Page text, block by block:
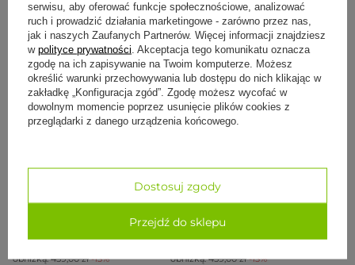
Mata do jogi Manduka PRO
Lite 4.7mm - Midnight
459,00 zł
obniżką:459,00 zł -13%
Mata do jogi Manduka PRO
Lite 4.7mm - Thunder
397,50 zł
obniżką:459,00 zł -13%
serwisu, aby oferować funkcje społecznościowe, analizować
ruch i prowadzić działania marketingowe - zarówno przez nas,
jak i naszych Zaufanych Partnerów. Więcej informacji znajdziesz
w polityce prywatności . Akceptacja tego komunikatu oznacza
zgodę na ich zapisywanie na Twoim komputerze. Możesz
określić warunki przechowywania lub dostępu do nich klikając w
zakładkę „Konfiguracja zgód”. Zgodę możesz wycofać w
dowolnym momencie poprzez usunięcie plików cookies z
przeglądarki z danego urządzenia końcowego.
Dostosuj zgody
Przejdź do sklepu